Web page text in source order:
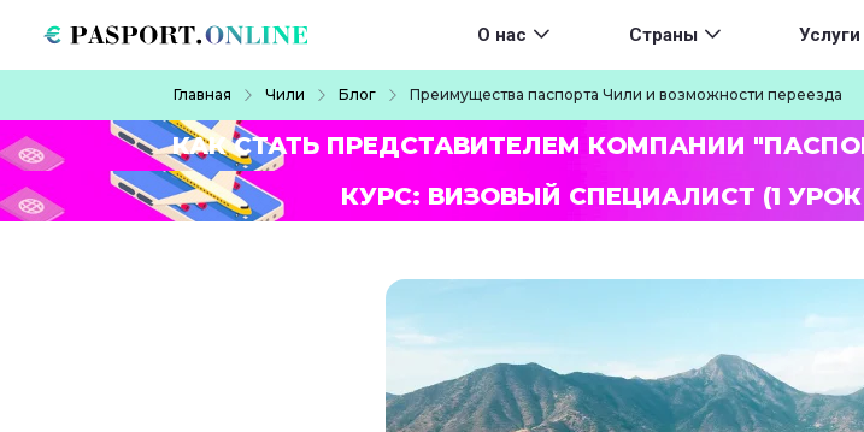
Main navigation
О нас Страны Услуги
Главная Чили Блог Преимущества паспорта Чили и возможности переезда
КАК СТАТЬ ПРЕДСТАВИТЕЛЕМ КОМПАНИИ
КУРС: ВИЗОВЫЙ СПЕЦИАЛИСТ (1